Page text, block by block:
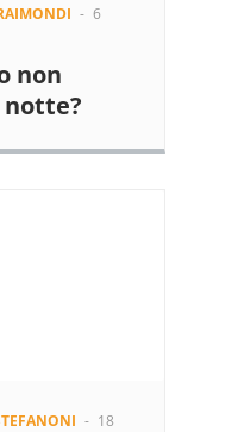
- 6
non
notte?
- 18